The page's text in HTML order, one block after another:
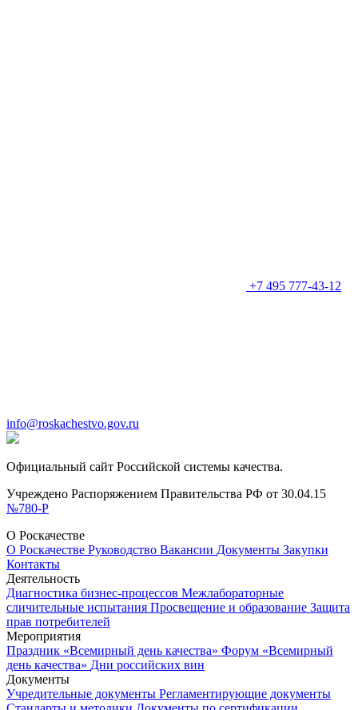
+7 495 777-43-12
info@roskachestvo.gov.ru
Официальный сайт Российской системы качества.
Учреждено Распоряжением Правительства РФ от 30.04.15
№780-Р
О Роскачестве
О Роскачестве Руководство Вакансии Документы Закупки
Контакты
Деятельность
Диагностика бизнес-процессов Межлабораторные
сличительные испытания Просвещение и образование Защита
прав потребителей
Мероприятия
Праздник «Всемирный день качества» Форум «Всемирный
день качества» Дни российских вин
Документы
Учредительные документы Регламентирующие документы